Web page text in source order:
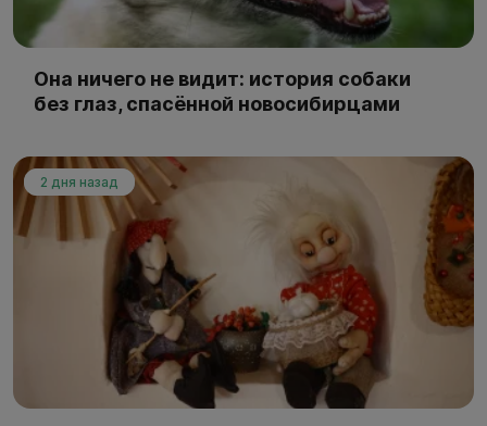
Она ничего не видит: история собаки
без глаз, спасённой новосибирцами
2 дня назад